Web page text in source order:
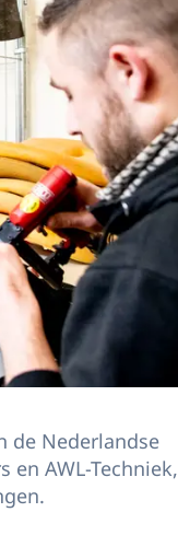
de Nederlandse
AWL-Techniek,